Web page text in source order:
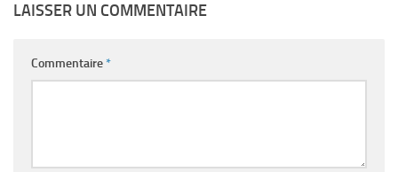
LAISSER UN COMMENTAIRE
Commentaire*